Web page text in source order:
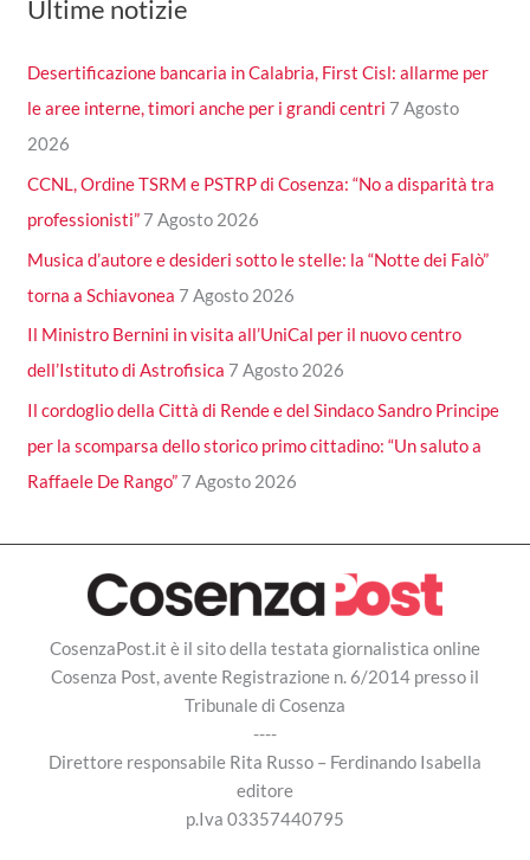
Ultime notizie
Desertificazione bancaria in Calabria, First Cisl: allarme per
le aree interne, timori anche per i grandi centri 7 Agosto
2026
CCNL, Ordine TSRM e PSTRP di Cosenza: “No a disparità tra
professionisti” 7 Agosto 2026
Musica d’autore e desideri sotto le stelle: la “Notte dei Falò”
torna a Schiavonea 7 Agosto 2026
Il Ministro Bernini in visita all’UniCal per il nuovo centro
dell’Istituto di Astrofisica 7 Agosto 2026
Il cordoglio della Città di Rende e del Sindaco Sandro Principe
per la scomparsa dello storico primo cittadino: “Un saluto a
Raffaele De Rango” 7 Agosto 2026
CosenzaPost.it è il sito della testata giornalistica online
Cosenza Post, avente Registrazione n. 6/2014 presso il
Tribunale di Cosenza
----
Direttore responsabile Rita Russo – Ferdinando Isabella
editore
p.Iva 03357440795